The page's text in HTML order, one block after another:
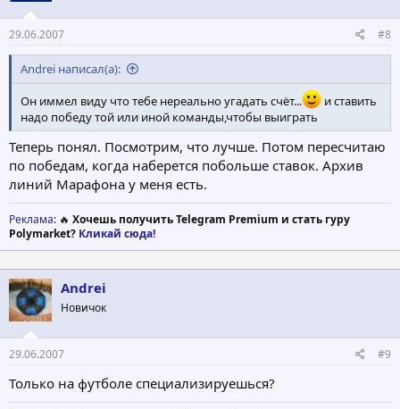
29.06.2007 #8
Andrei написал(а):
Он иммел виду что тебе нереально угадать счёт...
и ставить
надо победу той или иной команды,чтобы выиграть
Теперь понял. Посмотрим, что лучше. Потом пересчитаю
по победам, когда наберется побольше ставок. Архив
линий Марафона у меня есть.
Реклама: 🔥 Хочешь получить Telegram Premium и стать гуру
Polymarket? Кликай сюда!
Andrei
Новичок
29.06.2007 #9
Только на футболе специализируешься?